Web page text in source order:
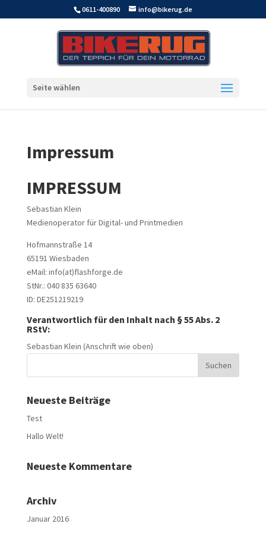
0611-400890 info@bikerug.de
Seite wählen
Impressum
IMPRESSUM
Sebastian Klein
Medienoperator für Digital- und Printmedien
Hofmannstraße 14
65191 Wiesbaden
eMail: info(at)flashforge.de
StNr.: 040 835 63640
ID: DE251219219
Verantwortlich für den Inhalt nach § 55 Abs. 2
RStV:
Sebastian Klein (Anschrift wie oben)
Neueste Beiträge
Test
Hallo Welt!
Neueste Kommentare
Archiv
Januar 2016